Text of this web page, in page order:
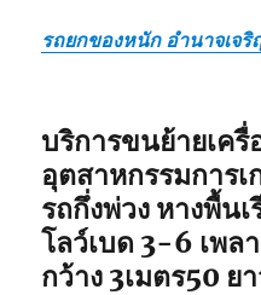
รถยกของหนัก อำนาจเจ
บริการขนย้ายเค
อุตสาหกรรมการ
รถกึ่งพ่วง หางพื้นเ
โลว์เบด 3-6 เพล
กว้าง 3เมตร50 ย